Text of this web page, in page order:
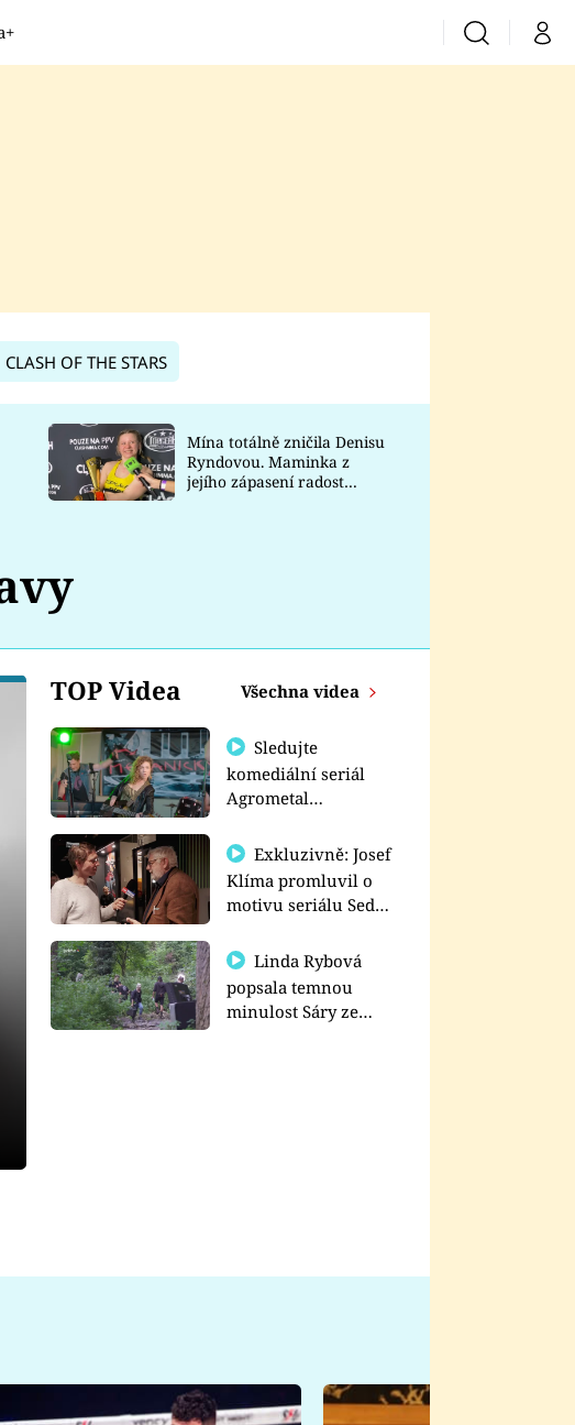
VyhledáváníMůj
Prima Lajk
Sledujte nás
CLASH OF THE STARS
Mína totálně zničila Denisu
Ryndovou. Maminka z
jejího zápasení radost
TOP Videa Všechna videa
Sledujte
komediální seriál
Agrometal
prima+
Exkluzivně: Josef
Klíma promluvil o
motivu seriálu Sedm
Linda Rybová
popsala temnou
minulost Sáry ze